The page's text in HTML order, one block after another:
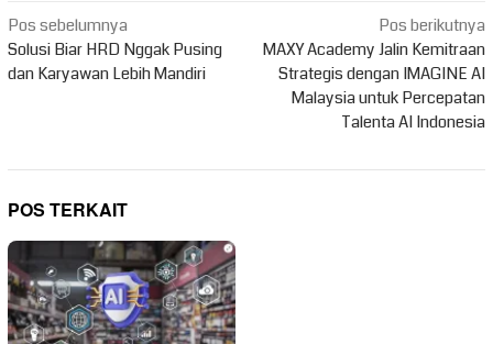
Navigasi
pos
Pos sebelumnya
Solusi Biar HRD Nggak Pusing
dan Karyawan Lebih Mandiri
Pos berikutnya
MAXY Academy Jalin Kemitraan
Strategis dengan IMAGINE AI
Malaysia untuk Percepatan
Talenta AI Indonesia
POS TERKAIT